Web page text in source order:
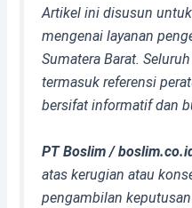
Artikel ini disusun
mengenai layanan
Sumatera Barat.
termasuk referensi
bersifat informatif dan
PT Boslim /
atas kerugian atau
pengambilan